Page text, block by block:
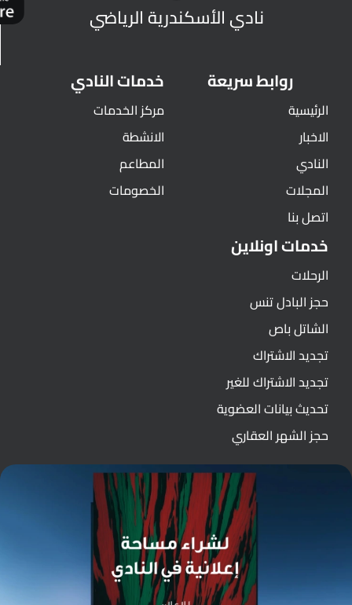
نادي الأسكندرية الرياضي
روابط سريعة
الرئيسية
الاخبار
النادي
المجلات
اتصل بنا
خدمات النادي
مركز الخدمات
الانشطة
المطاعم
الخصومات
خدمات اونلاين
الرحلات
حجز البادل تنس
الشاتل باص
تجديد الاشتراك
تجديد الاشتراك للغير
تحديث بيانات العضوية
حجز الشهر العقاري